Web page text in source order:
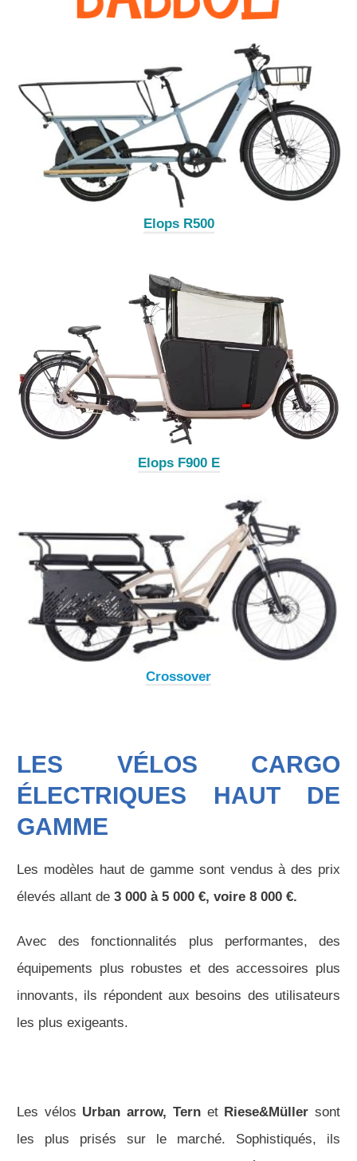
Elops R500
Elops F900 E
Crossover
LES VÉLOS CARGO
ÉLECTRIQUES HAUT DE
GAMME
Les modèles haut de gamme sont vendus à des prix
élevés allant de 3 000 à 5 000 €, voire 8 000 €.
Avec des fonctionnalités plus performantes, des
équipements plus robustes et des accessoires plus
innovants, ils répondent aux besoins des utilisateurs
les plus exigeants.
Les vélos Urban arrow, Tern etRiese&Müllersont
les plus prisés sur le marché. Sophistiqués, ils